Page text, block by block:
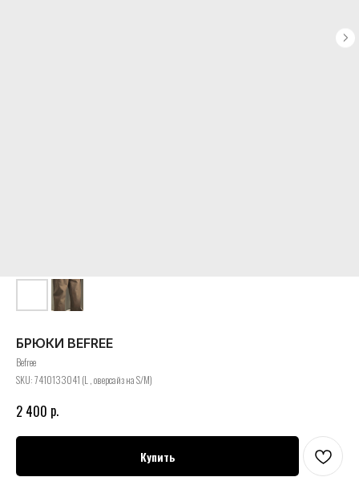
БРЮКИ BEFREE
Befree
SKU:7410133041 (L , оверсайз на S/M)
2 400 р.
Купить